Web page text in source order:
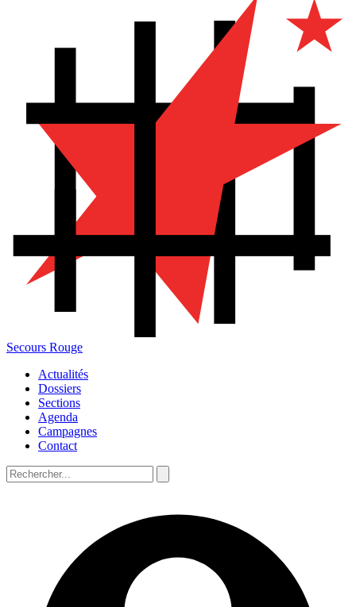
Secours Rouge
Actualités
Dossiers
Sections
Agenda
Campagnes
Contact